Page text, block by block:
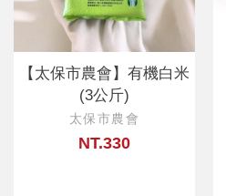
【太保市農會】有機白米
(3公斤)
太保市農會
NT.330